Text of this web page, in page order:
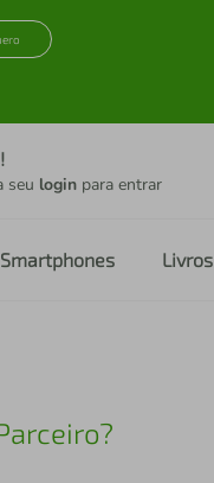
seu login para entrar
Smartphones Livros